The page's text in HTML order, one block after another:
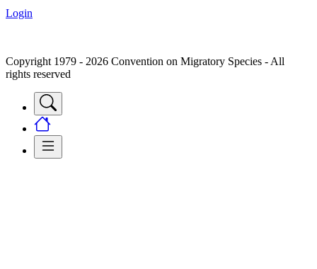
Login
Copyright 1979 - 2026 Convention on Migratory Species - All
rights reserved